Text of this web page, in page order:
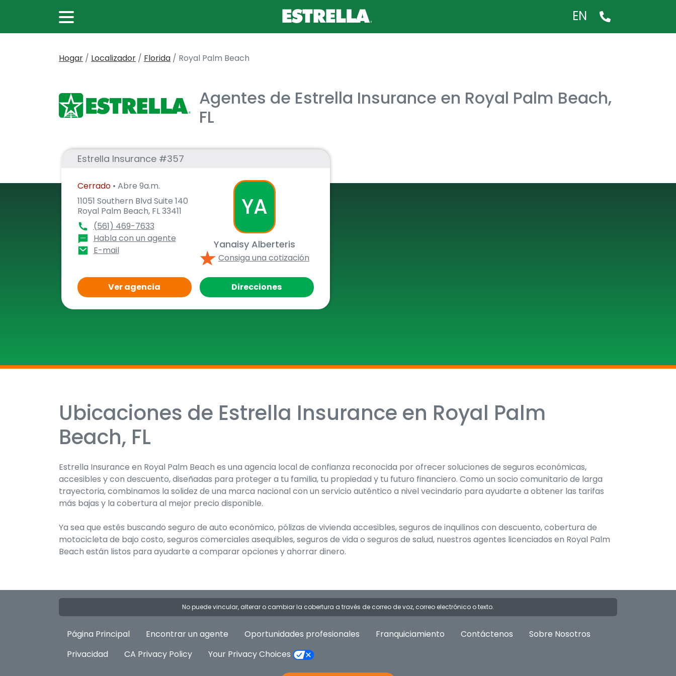
EN
Hogar / Localizador / Florida / Royal Palm Beach
Agentes de Estrella Insurance en Royal Palm Beach,
FL
Estrella Insurance #357
Cerrado• Abre 9a.m.
11051 Southern Blvd Suite 140
Royal Palm Beach, FL 33411
(561) 469-7633
Habla con un agente
E-mail
YA
Yanaisy Alberteris
Consiga una cotización
Ver agencia Direcciones
Skip
link
Ubicaciones de Estrella Insurance en Royal Palm
Beach, FL
Estrella Insurance en Royal Palm Beach es una agencia local de confianza reconocida por ofrecer soluciones de seguros económicas,
accesibles y con descuento, diseñadas para proteger a tu familia, tu propiedad y tu futuro financiero. Como un socio comunitario de larga
trayectoria, combinamos la solidez de una marca nacional con un servicio auténtico a nivel vecindario para ayudarte a obtener las tarifas
más bajas y la cobertura al mejor precio disponible.
Ya sea que estés buscando seguro de auto económico, pólizas de vivienda accesibles, seguros de inquilinos con descuento, cobertura de
motocicleta de bajo costo, seguros comerciales asequibles, seguros de vida o seguros de salud, nuestros agentes licenciados en Royal Palm
Beach están listos para ayudarte a comparar opciones y ahorrar dinero.
No puede vincular, alterar o cambiar la cobertura a través de correo de voz, correo electrónico o texto.
Página Principal Encontrar un agente Oportunidades profesionales Franquiciamiento Contáctenos
Sobre Nosotros
Privacidad
CA Privacy Policy Your Privacy Choices